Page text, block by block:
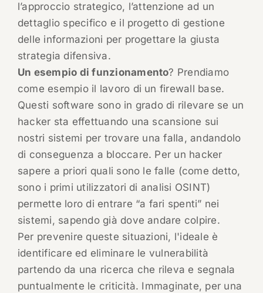
l’approccio strategico, l’attenzione ad un
dettaglio specifico e il progetto di gestione
delle informazioni per progettare la giusta
strategia difensiva.
Un esempio di funzionamento? Prendiamo
come esempio il lavoro di un firewall base.
Questi software sono in grado di rilevare se un
hacker sta effettuando una scansione sui
nostri sistemi per trovare una falla, andandolo
di conseguenza a bloccare. Per un hacker
sapere a priori quali sono le falle (come detto,
sono i primi utilizzatori di analisi OSINT)
permette loro di entrare “a fari spenti” nei
sistemi, sapendo già dove andare colpire.
Per prevenire queste situazioni, l'ideale è
identificare ed eliminare le vulnerabilità
partendo da una ricerca che rileva e segnala
puntualmente le criticità. Immaginate, per una